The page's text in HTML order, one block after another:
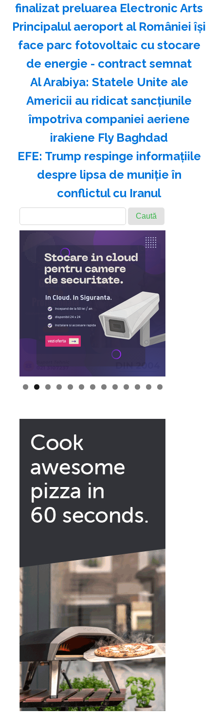
finalizat preluarea Electronic Arts
Principalul aeroport al României își
face parc fotovoltaic cu stocare
de energie - contract semnat
Al Arabiya: Statele Unite ale
Americii au ridicat sancţiunile
împotriva companiei aeriene
irakiene Fly Baghdad
EFE: Trump respinge informaţiile
despre lipsa de muniţie în
conflictul cu Iranul